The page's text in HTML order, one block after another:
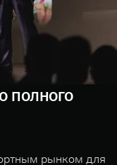
полного
рынком для